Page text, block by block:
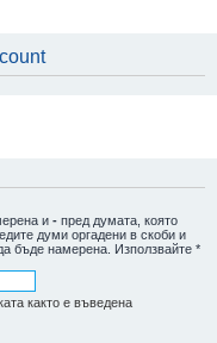
и - пред думата, която
думи оргадени в скоби и
бъде намерена. Използвайте *
както е въведена